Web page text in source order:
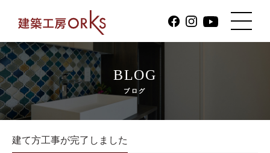
BLOG
ブログ
建て方工事が完了しました